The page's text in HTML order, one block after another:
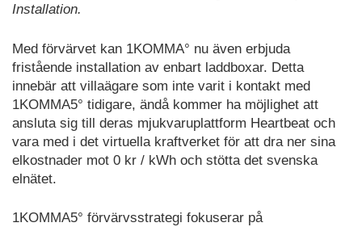
Installation.
Med förvärvet kan 1KOMMA° nu även erbjuda
fristående installation av enbart laddboxar. Detta
innebär att villaägare som inte varit i kontakt med
1KOMMA5° tidigare, ändå kommer ha möjlighet att
ansluta sig till deras mjukvaruplattform Heartbeat och
vara med i det virtuella kraftverket för att dra ner sina
elkostnader mot 0 kr / kWh och stötta det svenska
elnätet.
1KOMMA5° förvärvsstrategi fokuserar på